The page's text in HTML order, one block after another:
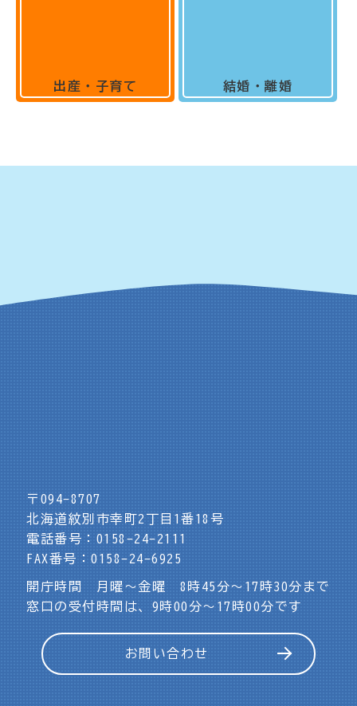
出産・子育て 結婚・離婚
〒094-8707
北海道紋別市幸町2丁目1番18号
電話番号：0158-24-2111
FAX番号：0158-24-6925
開庁時間 月曜～金曜 8時45分～17時30分まで
窓口の受付時間は、9時00分～17時00分です
お問い合わせ